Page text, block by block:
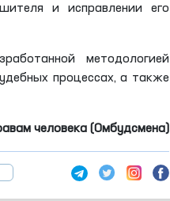
и исправлении его
методологией
процессах, а также
человека (Омбудсмена)